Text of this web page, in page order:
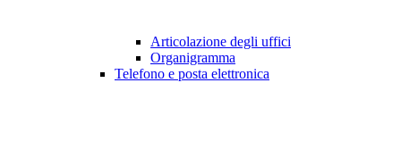
Articolazione degli uffici
Organigramma
Telefono e posta elettronica